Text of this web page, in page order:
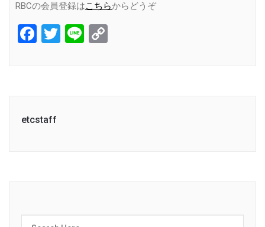
RBCの会員登録はこちらからどうぞ
Facebook
Twitter
Line
etcstaff